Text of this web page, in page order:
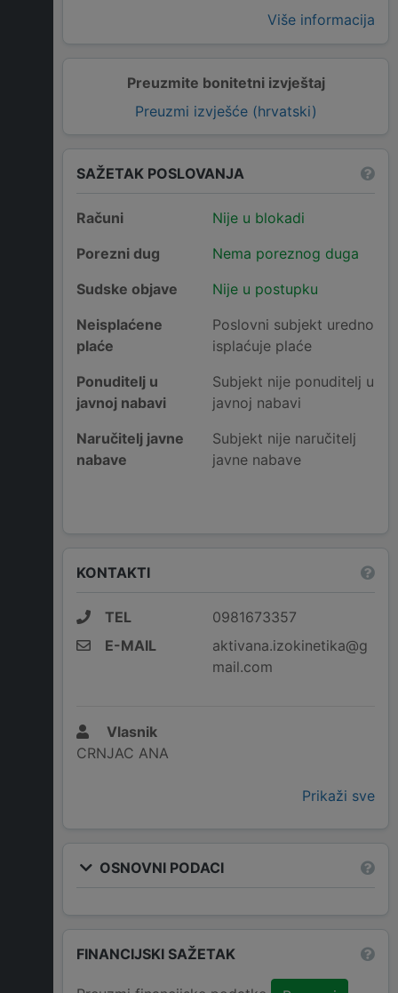
Više informacija
Preuzmite bonitetni izvještaj
Preuzmi izvješće (hrvatski)
SAŽETAK POSLOVANJA
Računi
Nije u blokadi
Porezni dug
Nema poreznog duga
Sudske objave
Nije u postupku
Neisplaćene
plaće
Poslovni subjekt uredno
isplaćuje plaće
Ponuditelj u
javnoj nabavi
Subjekt nije ponuditelj u
javnoj nabavi
Naručitelj javne
nabave
Subjekt nije naručitelj
javne nabave
KONTAKTI
TEL
0981673357
E-MAIL
aktivana.izokinetika@g
mail.com
Vlasnik
CRNJAC ANA
Prikaži sve
OSNOVNI PODACI
FINANCIJSKI SAŽETAK